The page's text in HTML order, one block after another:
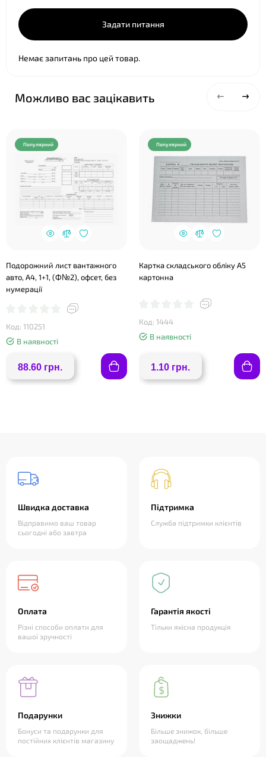
Задати питання
Немає запитань про цей товар.
Можливо вас зацікавить
Популярний
Подорожний лист вантажного
авто, А4, 1+1, (Ф№2), офсет, без
нумерації
Код: 110251
В наявності
88.60 грн.
Популярний
Картка складського обліку А5
картонна
Код: 1444
В наявності
1.10 грн.
Швидка доставка
Відправимо ваш товар
сьогодні або завтра
Підтримка
Служба підтримки клієнтів
Оплата
Різні способи оплати для
вашої зручності
Гарантія якості
Тільки якісна продукція
Подарунки
Бонуси та подарунки для
постійних клієнтів магазину
Знижки
Більше знижок, більше
заощаджень!